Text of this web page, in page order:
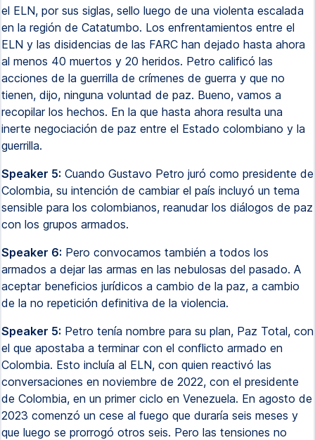
el ELN, por sus siglas, sello luego de una violenta escalada
en la región de Catatumbo. Los enfrentamientos entre el
ELN y las disidencias de las FARC han dejado hasta ahora
al menos 40 muertos y 20 heridos. Petro calificó las
acciones de la guerrilla de crímenes de guerra y que no
tienen, dijo, ninguna voluntad de paz. Bueno, vamos a
recopilar los hechos. En la que hasta ahora resulta una
inerte negociación de paz entre el Estado colombiano y la
guerrilla.
Speaker 5: Cuando Gustavo Petro juró como presidente de
Colombia, su intención de cambiar el país incluyó un tema
sensible para los colombianos, reanudar los diálogos de paz
con los grupos armados.
Speaker 6: Pero convocamos también a todos los
armados a dejar las armas en las nebulosas del pasado. A
aceptar beneficios jurídicos a cambio de la paz, a cambio
de la no repetición definitiva de la violencia.
Speaker 5: Petro tenía nombre para su plan, Paz Total, con
el que apostaba a terminar con el conflicto armado en
Colombia. Esto incluía al ELN, con quien reactivó las
conversaciones en noviembre de 2022, con el presidente
de Colombia, en un primer ciclo en Venezuela. En agosto de
2023 comenzó un cese al fuego que duraría seis meses y
que luego se prorrogó otros seis. Pero las tensiones no